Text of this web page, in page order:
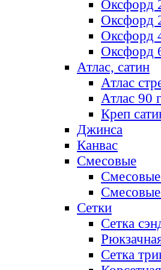
Оксфорд
Оксфорд
Оксфорд
Оксфорд
Атлас, сатин
Атлас
Атлас 90
Креп
Джинса
Канвас
Смесовые
Сетки
Сетка
Сетка